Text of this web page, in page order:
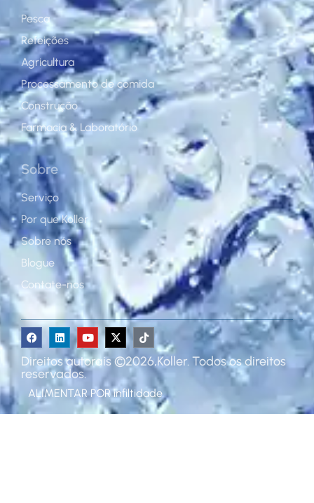
Pesca
Refeições
Agricultura
Processamento de comida
Construção
Farmacia & Laboratório
Sobre
Serviço
Por que Koller
Sobre nós
Blogue
Contate-nos
Direitos autorais ©2026,Koller. Todos os direitos
reservados.
ALIMENTAR PORinfiltidade